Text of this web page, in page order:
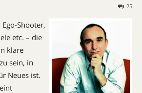
25
Ego-Shooter,
etc. – die
klare
sein, in
Neues ist.